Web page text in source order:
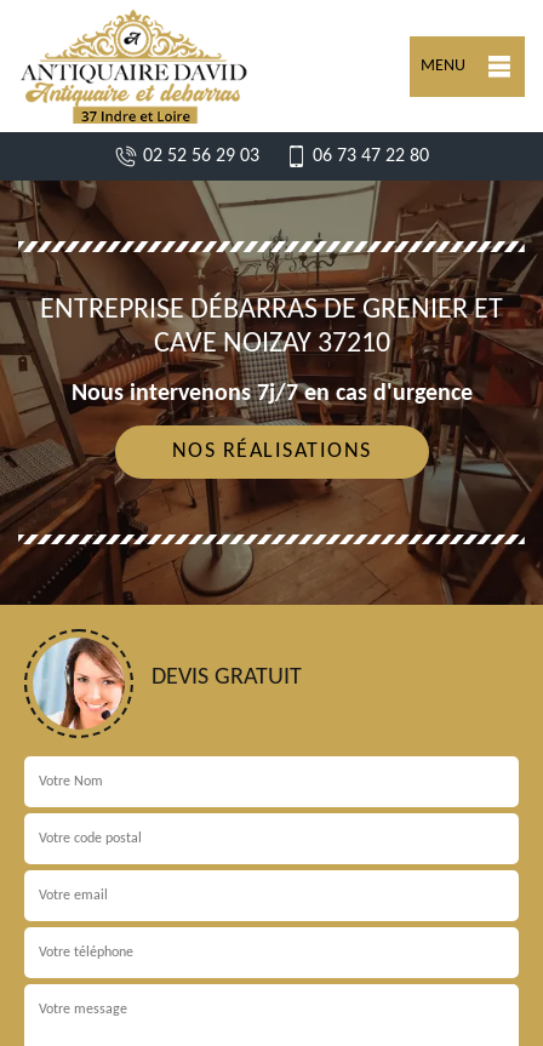
MENU
02 52 56 29 03 06 73 47 22 80
ENTREPRISE DÉBARRAS DE GRENIER ET
CAVE NOIZAY 37210
Nous intervenons 7j/7 en cas d'urgence
NOS RÉALISATIONS
DEVIS GRATUIT